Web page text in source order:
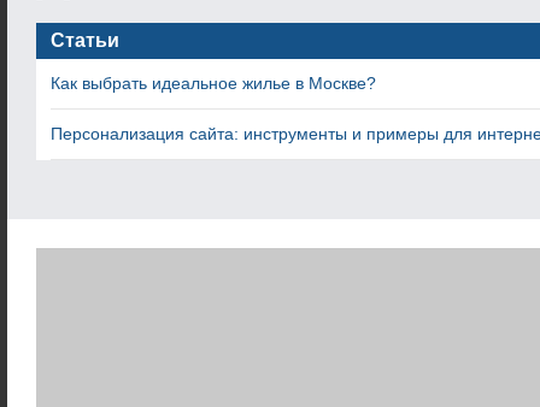
Статьи
Как выбрать идеальное жилье в Москве?
Персонализация сайта: инструменты и примеры для